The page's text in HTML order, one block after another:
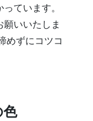
ています。
いいたしま
めずにコツコ